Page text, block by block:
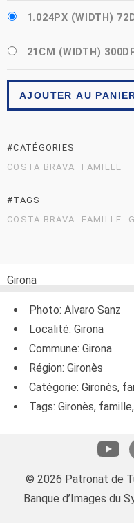
1.024PX (WIDTH)
21CM (WIDTH)
AJOUTER AU
#CATÉGORIES
COSTA BRAVA
FAMILLE
#TAGS
COSTA BRAVA
FAMILLE
Girona
Photo: Alvaro Sanz
Localité: Girona
Commune: Girona
Région: Gironès
Catégorie: Gironès,
Tags: Gironès,
© 2026 Patronat de
Banque d’Images du